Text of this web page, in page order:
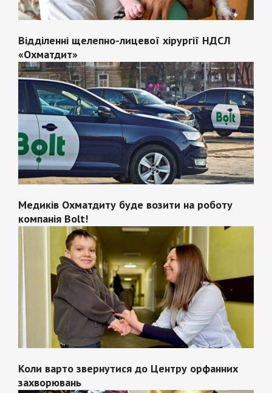
Відділенні щелепно-лицевої хірургії НДСЛ
«Охматдит»
Медиків Охматдиту буде возити на роботу
компанія Bolt!
Коли варто звернутися до Центру орфанних
захворювань